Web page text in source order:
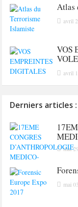
Atlas
avril
VOS
avril
Derniers articles
mai
mai